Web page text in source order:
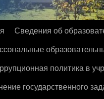
Сведения об
политика в
государственного